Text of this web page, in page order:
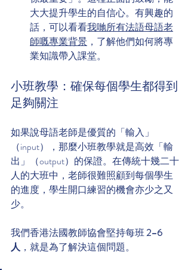
大大提升學生的自信心。有興趣的
話，可以看看我哋所有法語母語老
師嘅專業背景 ，了解他們如何將專
業知識帶入課堂。
小班教學：確保每個學生都得到
足夠關注
如果說母語老師是優質的「輸入」
（input），那麼小班教學就是高效「輸
出」（output）的保證。在傳統十幾二十
人的大班中，老師很難照顧到每個學生
的進度，學生開口練習的機會亦少之又
少。
我們香港法國教師協會堅持每班 2–6
人，就是為了解決這個問題。